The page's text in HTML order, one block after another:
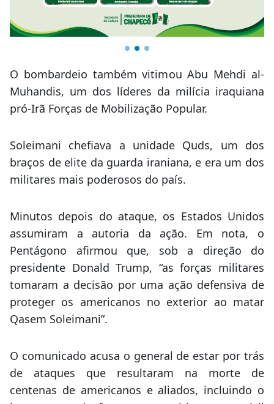
O bombardeio também vitimou Abu Mehdi al-
Muhandis, um dos líderes da milícia iraquiana
pró-Irã Forças de Mobilização Popular.
Soleimani chefiava a unidade Quds, um dos
braços de elite da guarda iraniana, e era um dos
militares mais poderosos do país.
Minutos depois do ataque, os Estados Unidos
assumiram a autoria da ação. Em nota, o
Pentágono afirmou que, sob a direção do
presidente Donald Trump, “as forças militares
tomaram a decisão por uma ação defensiva de
proteger os americanos no exterior ao matar
Qasem Soleimani”.
O comunicado acusa o general de estar por trás
de ataques que resultaram na morte de
centenas de americanos e aliados, incluindo o